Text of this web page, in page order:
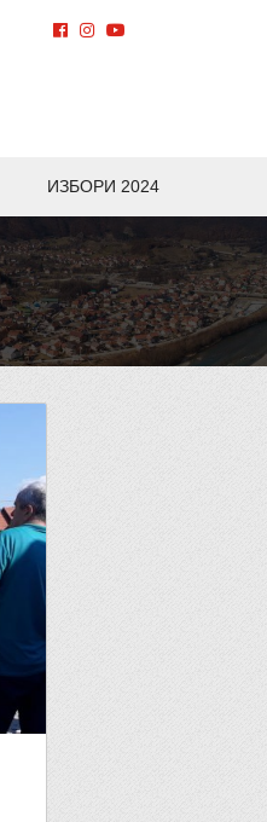
ИЗБОРИ 2024